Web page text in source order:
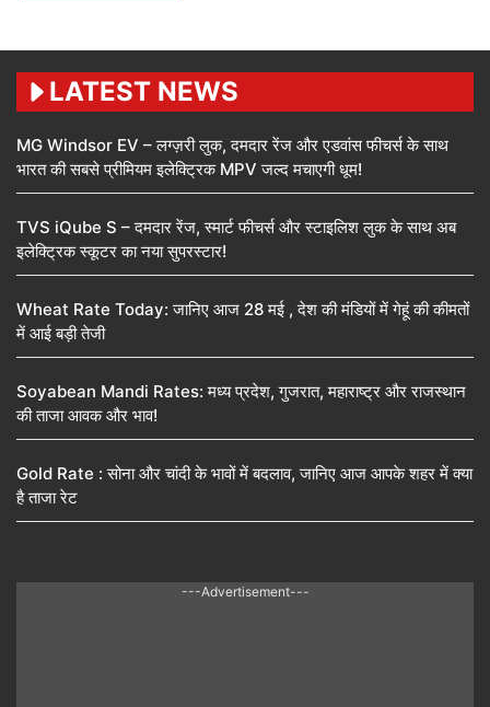
LATEST NEWS
MG Windsor EV – लग्ज़री लुक, दमदार रेंज और एडवांस फीचर्स के साथ
भारत की सबसे प्रीमियम इलेक्ट्रिक MPV जल्द मचाएगी धूम!
TVS iQube S – दमदार रेंज, स्मार्ट फीचर्स और स्टाइलिश लुक के साथ अब
इलेक्ट्रिक स्कूटर का नया सुपरस्टार!
Wheat Rate Today: जानिए आज 28 मई , देश की मंडियों में गेहूं की कीमतों
में आई बड़ी तेजी
Soyabean Mandi Rates: मध्य प्रदेश, गुजरात, महाराष्ट्र और राजस्थान
की ताजा आवक और भाव!
Gold Rate : सोना और चांदी के भावों में बदलाव, जानिए आज आपके शहर में क्या
है ताजा रेट
---Advertisement---